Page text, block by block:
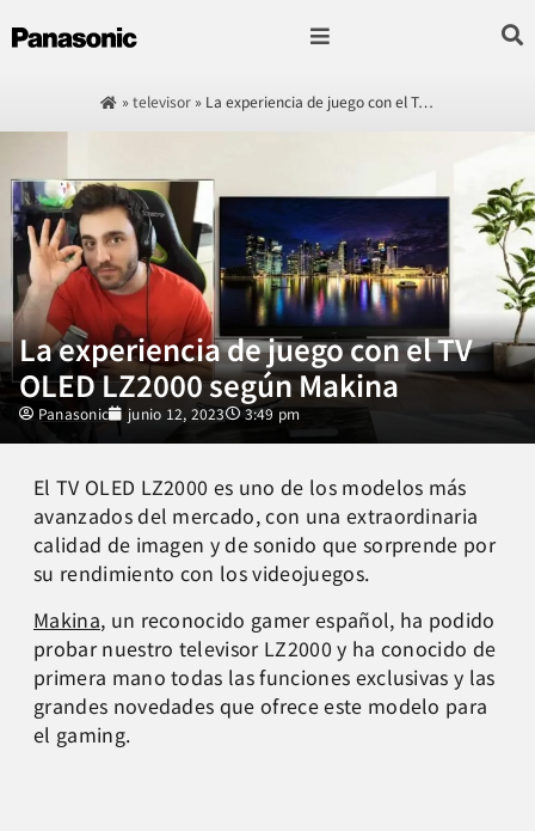
»televisor» La experiencia de juego con el T…
La experiencia de juego con el TV
OLED LZ2000 según Makina
Panasonic junio 12, 2023 3:49 pm
El TV OLED LZ2000 es uno de los modelos más
avanzados del mercado, con una extraordinaria
calidad de imagen y de sonido que sorprende por
su rendimiento con los videojuegos.
Makina, un reconocido gamer español, ha podido
probar nuestro televisor LZ2000 y ha conocido de
primera mano todas las funciones exclusivas y las
grandes novedades que ofrece este modelo para
el gaming.